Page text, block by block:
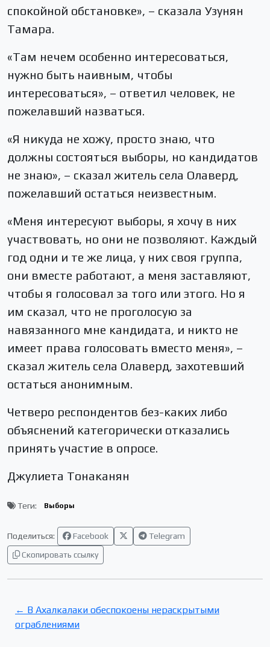
спокойной обстановке», – сказала Узунян
Тамара.
«Там нечем особенно интересоваться,
нужно быть наивным, чтобы
интересоваться», – ответил человек, не
пожелавший назваться.
«Я никуда не хожу, просто знаю, что
должны состояться выборы, но кандидатов
не знаю», – сказал житель села Олаверд,
пожелавший остаться неизвестным.
«Меня интересуют выборы, я хочу в них
участвовать, но они не позволяют. Каждый
год одни и те же лица, у них своя группа,
они вместе работают, а меня заставляют,
чтобы я голосовал за того или этого. Но я
им сказал, что не проголосую за
навязанного мне кандидата, и никто не
имеет права голосовать вместо меня», –
сказал житель села Олаверд, захотевший
остаться анонимным.
Четверо респондентов без-каких либо
объяснений категорически отказались
принять участие в опросе.
Джулиета Тонаканян
Теги: Выборы
Поделиться: Facebook
Telegram
Скопировать ссылку
← В Ахалкалаки обеспокоены нераскрытыми
ограблениями